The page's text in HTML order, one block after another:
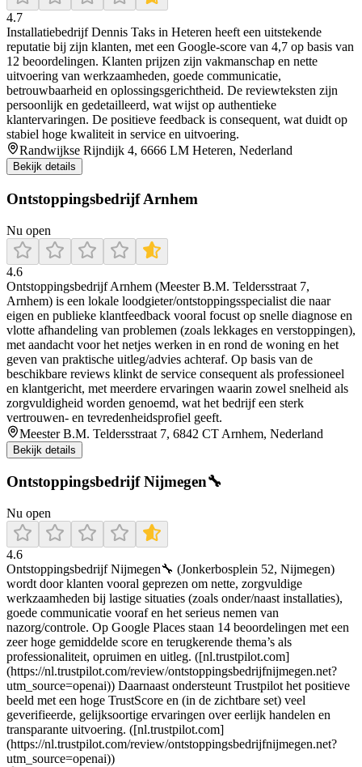
4.7
Installatiebedrijf Dennis Taks in Heteren heeft een uitstekende
reputatie bij zijn klanten, met een Google-score van 4,7 op basis van
12 beoordelingen. Klanten prijzen zijn vakmanschap en nette
uitvoering van werkzaamheden, goede communicatie,
betrouwbaarheid en oplossingsgerichtheid. De reviewteksten zijn
persoonlijk en gedetailleerd, wat wijst op authentieke
klantervaringen. De positieve feedback is consequent, wat duidt op
stabiel hoge kwaliteit in service en uitvoering.
Randwijkse Rijndijk 4, 6666 LM Heteren, Nederland
Bekijk details
Ontstoppingsbedrijf Arnhem
Nu open
4.6
Ontstoppingsbedrijf Arnhem (Meester B.M. Teldersstraat 7,
Arnhem) is een lokale loodgieter/ontstoppingsspecialist die naar
eigen en publieke klantfeedback vooral focust op snelle diagnose en
vlotte afhandeling van problemen (zoals lekkages en verstoppingen),
met aandacht voor het netjes werken in en rond de woning en het
geven van praktische uitleg/advies achteraf. Op basis van de
beschikbare reviews klinkt de service consequent als professioneel
en klantgericht, met meerdere ervaringen waarin zowel snelheid als
zorgvuldigheid worden genoemd, wat het bedrijf een sterk
vertrouwen- en tevredenheidsprofiel geeft.
Meester B.M. Teldersstraat 7, 6842 CT Arnhem, Nederland
Bekijk details
Ontstoppingsbedrijf Nijmegen🔧
Nu open
4.6
Ontstoppingsbedrijf Nijmegen🔧 (Jonkerbosplein 52, Nijmegen)
wordt door klanten vooral geprezen om nette, zorgvuldige
werkzaamheden bij lastige situaties (zoals onder/naast installaties),
goede communicatie vooraf en het serieus nemen van
nazorg/controle. Op Google Places staan 14 beoordelingen met een
zeer hoge gemiddelde score en terugkerende thema’s als
professionaliteit, opruimen en uitleg. ([nl.trustpilot.com]
(https://nl.trustpilot.com/review/ontstoppingsbedrijfnijmegen.net?
utm_source=openai)) Daarnaast ondersteunt Trustpilot het positieve
beeld met een hoge TrustScore en (in de zichtbare set) veel
geverifieerde, gelijksoortige ervaringen over eerlijk handelen en
transparante uitvoering. ([nl.trustpilot.com]
(https://nl.trustpilot.com/review/ontstoppingsbedrijfnijmegen.net?
utm_source=openai))